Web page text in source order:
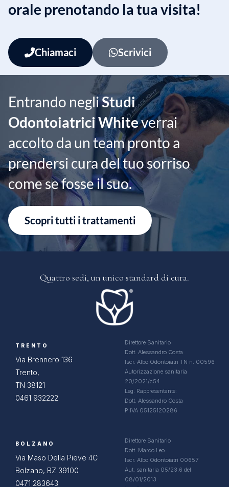
orale prenotando la tua visita!
Chiamaci Scrivici
Entrando negliStudi
Odontoiatrici Whiteverrai
accolto da un team pronto a
prendersi cura del tuo sorriso
come se fosse il suo.
Scopri tutti i trattamenti
Quattro sedi, un unico standard di cura.
TRENTO
Via Brennero 136
Trento,
TN 38121
0461 932222
Direttore Sanitario
Dott. Alessandro Costa
Iscr. Albo Odontoiatri TN n. 00596
Autorizzazione sanitaria
20/2021/c54
Leg. Rappresentante:
Dott. Alessandro Costa
P.IVA 05125120286
BOLZANO
Via Maso Della Pieve 4C
Bolzano, BZ 39100
0471 283643
Direttore Sanitario
Dott. Marco Leo
Iscr. Albo Odontoiatri 00657
Aut. sanitaria 05/23.6 del
08/01/2013